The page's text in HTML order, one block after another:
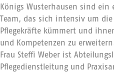
Königs Wusterhausen sind ein
Team, das sich intensiv um
Pflegekräfte kümmert und
und Kompetenzen zu
Frau Steffi Weber ist
Pflegedienstleitung und